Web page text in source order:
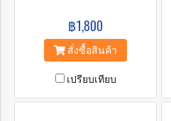
น้ำช้างที่แม่น้ำและเยี่ยมชม
น้ำตก ทางปางช้างไม่นโยบาย
ให้ขี่ช้าง ไม่มีการใช้ตะขอและ
ควาญช้างที่ได้รับการฝึกฝนมา
เป็นอย่างดีและพวกเขาปฏิบัติ
฿1,800
สั่งซื้อสินค้า
เปรียบเทียบ